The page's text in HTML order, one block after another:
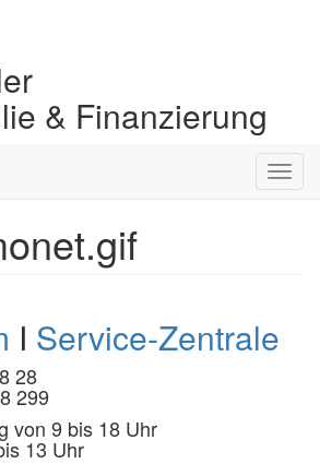
& Finanzierung
I Service-Zentrale
28
299
von 9 bis 18 Uhr
13 Uhr